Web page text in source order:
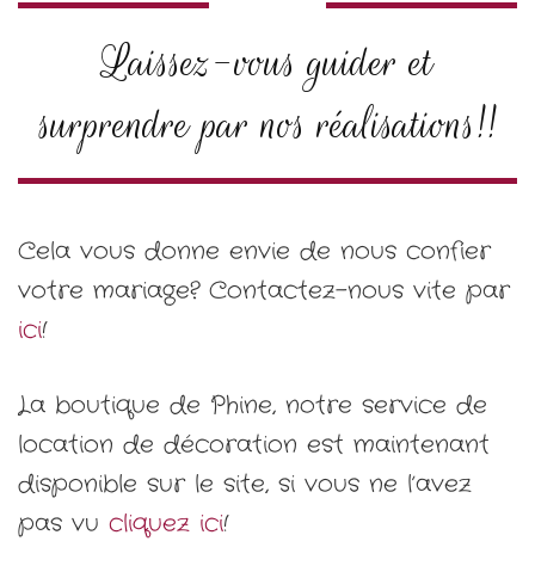
Laissez-vous guider et
surprendre par nos réalisations!!
Cela vous donne envie de nous confier
votre mariage? Contactez-nous vite par
ici!
La boutique de Phine, notre service de
location de décoration est maintenant
disponible sur le site, si vous ne l’avez
pas vu cliquez ici!